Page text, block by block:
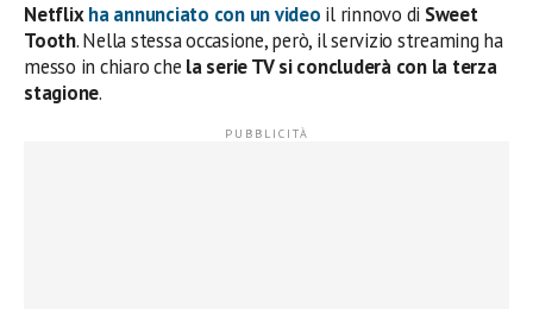
Netflix ha annunciato con un video il rinnovo di Sweet
Tooth. Nella stessa occasione, però, il servizio streaming ha
messo in chiaro che la serie TV si concluderà con la terza
stagione.